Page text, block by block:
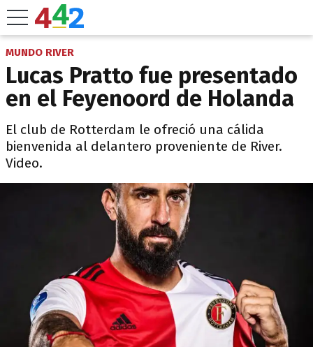
MUNDO RIVER
Lucas Pratto fue presentado
en el Feyenoord de Holanda
El club de Rotterdam le ofreció una cálida
bienvenida al delantero proveniente de River.
Video.